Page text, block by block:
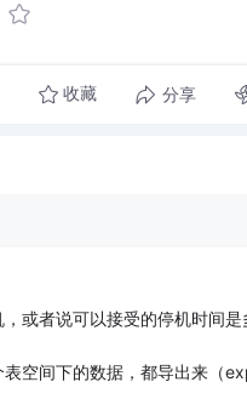
收藏 分享
或者说可以接受的停机时间是
空间下的数据，都导出来（